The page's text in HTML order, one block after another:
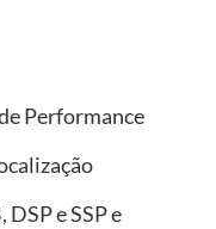
Performance
e SSP e